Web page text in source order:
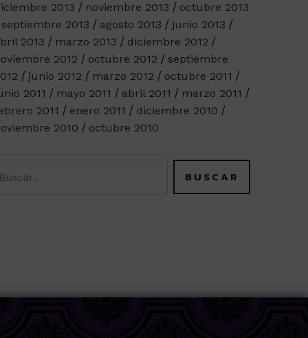
2013
noviembre 2013
octubre 2013
septiembre 2013
agosto 2013
junio 2013
2013
marzo 2013
diciembre 2012
2012
octubre 2012
septiembre
junio 2012 marzo 2012
octubre 2011
2011
mayo 2011 abril 2011
marzo 2011
2011
enero 2011
diciembre 2010
2010
octubre 2010